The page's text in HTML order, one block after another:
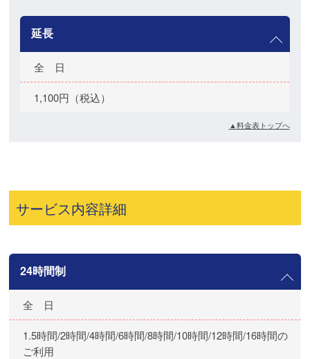
延長
全 日
1,100円（税込）
▲料金表トップへ
サービス内容詳細
24時間制
全 日
1.5時間/2時間/4時間/6時間/8時間/10時間/12時間/16時間の
ご利用